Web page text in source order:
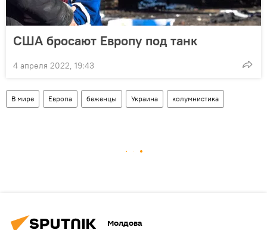
США бросают Европу под танк
4 апреля 2022, 19:43
В мире Европа беженцы Украина колумнистика
Молдова